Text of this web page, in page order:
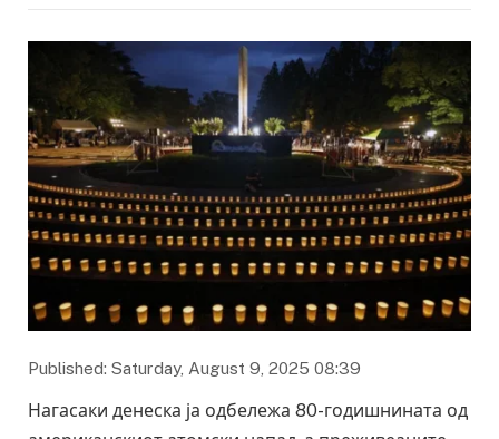
Published: Saturday, August 9, 2025 08:39
Нагасаки денеска ја одбележа 80-годишнината од